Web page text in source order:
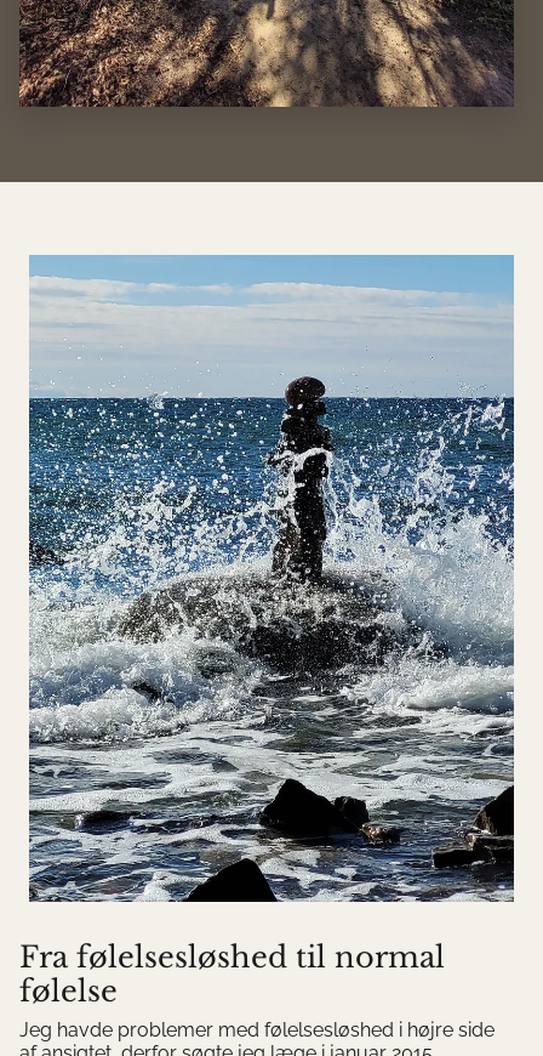
Fra følelsesløshed til normal
følelse
Jeg havde problemer med følelsesløshed i højre side